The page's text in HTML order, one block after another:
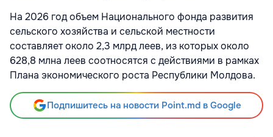
На 2026 год объем Национального фонда развития
сельского хозяйства и сельской местности
составляет около 2,3 млрд леев, из которых около
628,8 млна леев соотносятся с действиями в рамках
Плана экономического роста Республики Молдова.
Подпишитесь на новости Point.md в Google